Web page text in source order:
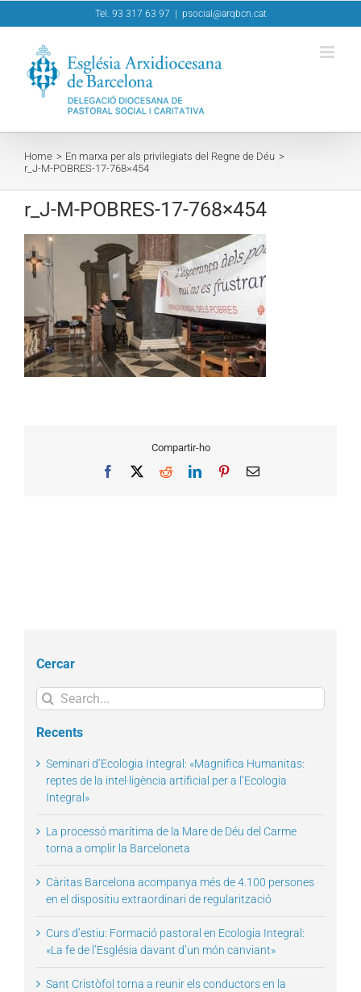
to
Tel. 93 317 63 97 psocial@arqbcn.cat
Home
En marxa per als privilegiats del Regne de Déu
r_J-M-POBRES-17-768×454
r_J-M-POBRES-17-768×454
Compartir-ho
Facebook RedditLinkedInPinterestEmail
Cercar
Search
for:
Recents
Seminari d’Ecologia Integral: «Magnifica Humanitas:
reptes de la intel·ligència artificial per a l’Ecologia
Integral»
La processó marítima de la Mare de Déu del Carme
torna a omplir la Barceloneta
Càritas Barcelona acompanya més de 4.100 persones
en el dispositiu extraordinari de regularització
Curs d’estiu: Formació pastoral en Ecologia Integral:
«La fe de l’Església davant d’un món canviant»
Sant Cristòfol torna a reunir els conductors en la